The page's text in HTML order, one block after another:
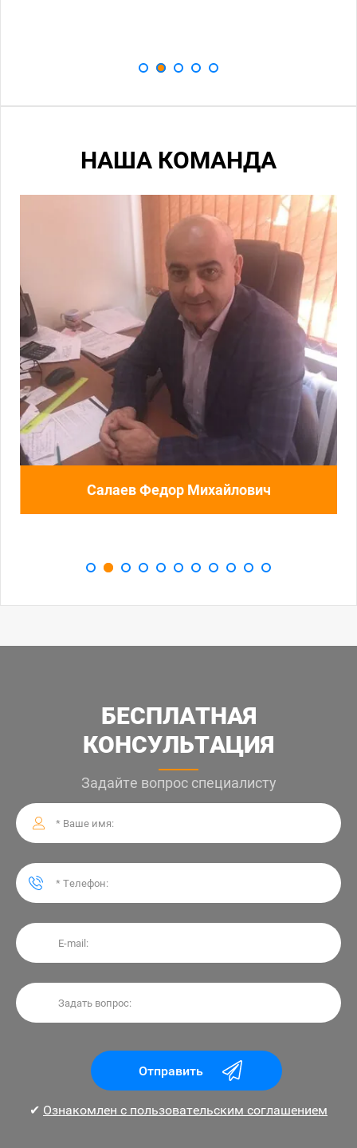
НАША КОМАНДА
Салаев Федор Михайлович
БЕСПЛАТНАЯ
КОНСУЛЬТАЦИЯ
Задайте вопрос специалисту
Отправить
✔ Ознакомлен с пользовательским соглашением